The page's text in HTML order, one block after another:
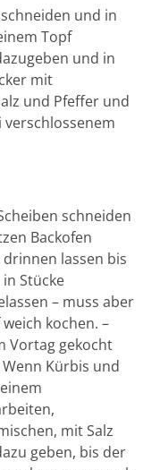
und in
Topf
und in
mit
und Pfeffer und
schneiden
Backofen
drinnen lassen bis
Stücke
– muss aber
kochen. –
Vortag gekocht
Kürbis und
mit Salz
geben, bis der